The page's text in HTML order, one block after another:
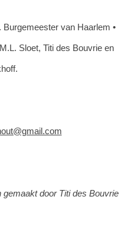
van Haarlem •
Sloet, Titi des Bouvrie en
door Titi des Bouvrie